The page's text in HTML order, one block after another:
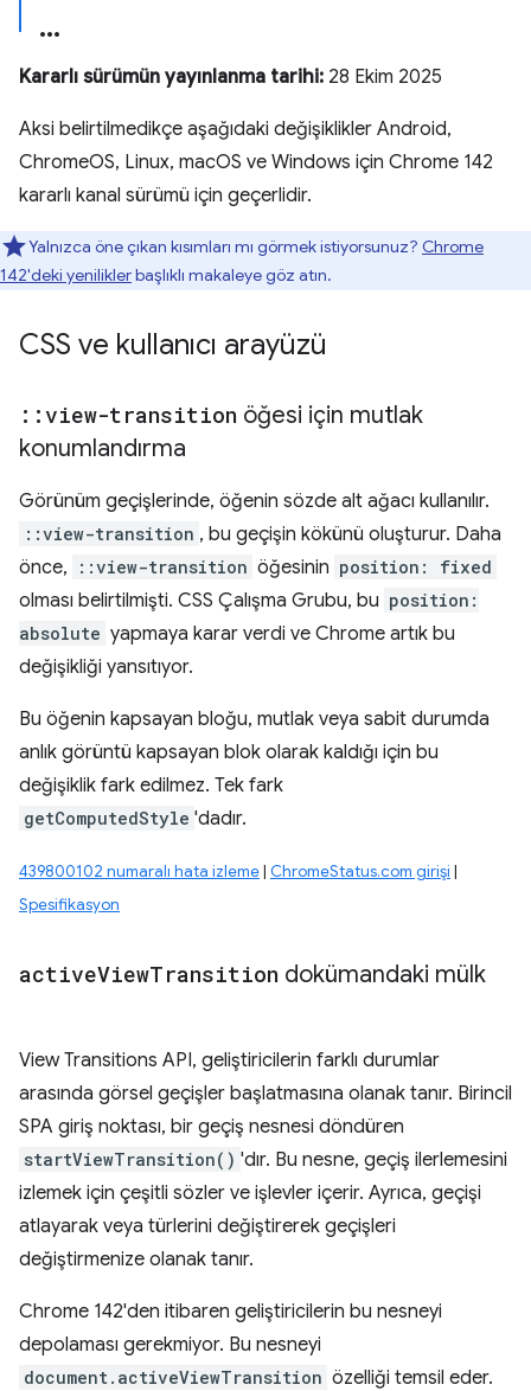
Kararlı sürümün yayınlanma tarihi: 28 Ekim 2025
Aksi belirtilmedikçe aşağıdaki değişiklikler Android,
ChromeOS, Linux, macOS ve Windows için Chrome 142
kararlı kanal sürümü için geçerlidir.
Yalnızca öne çıkan kısımları mı görmek istiyorsunuz? Chrome
142'deki yeniliklerbaşlıklı makaleye göz atın.
CSS ve kullanıcı arayüzü
:: view-transition öğesi için mutlak
konumlandırma
Görünüm geçişlerinde, öğenin sözde alt ağacı kullanılır.
::view-transition , bu geçişin kökünü oluşturur. Daha
önce,
::view-transition öğesinin position: fixed
olması belirtilmişti. CSS Çalışma Grubu, bu position:
absolute yapmaya karar verdi ve Chrome artık bu
değişikliği yansıtıyor.
Bu öğenin kapsayan bloğu, mutlak veya sabit durumda
anlık görüntü kapsayan blok olarak kaldığı için bu
değişiklik fark edilmez. Tek fark
getComputedStyle 'dadır.
439800102 numaralı hata izleme| ChromeStatus.com girişi |
Spesifikasyon
activeViewTransition dokümandaki mülk
View Transitions API, geliştiricilerin farklı durumlar
arasında görsel geçişler başlatmasına olanak tanır. Birincil
SPA giriş noktası, bir geçiş nesnesi döndüren
startViewTransition() 'dır. Bu nesne, geçiş ilerlemesini
izlemek için çeşitli sözler ve işlevler içerir. Ayrıca, geçişi
atlayarak veya türlerini değiştirerek geçişleri
değiştirmenize olanak tanır.
Chrome 142'den itibaren geliştiricilerin bu nesneyi
depolaması gerekmiyor. Bu nesneyi
document.activeViewTransition özelliği temsil eder.